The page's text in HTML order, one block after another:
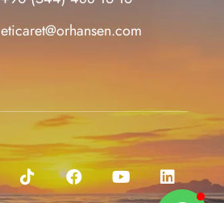
eticaret@orhansen.com